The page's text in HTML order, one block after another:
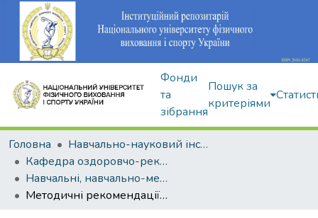
Фонди
та
зібрання
Пошук за
критеріями
Головна
Навчально-науковий інститут здоров'я, реабілітації та фізичного виховання
Кафедра оздоровчо-рекреаційної рухової активності
Навчальні, навчально-методичні видання
Методичні рекомендації для самостійної роботи студентів факультету заочного навчання з дисципліни вільного вибору «Аквафітнес»